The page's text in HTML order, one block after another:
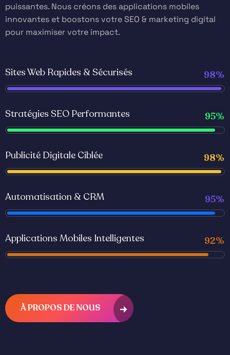
puissantes. Nous créons des applications mobiles
innovantes et boostons votre SEO & marketing digital
pour maximiser votre impact.
Sites Web Rapides & Sécurisés 98%
Stratégies SEO Performantes 95%
Publicité Digitale Ciblée 98%
Automatisation & CRM 95%
Applications Mobiles Intelligentes 92%
À PROPOS DE NOUS